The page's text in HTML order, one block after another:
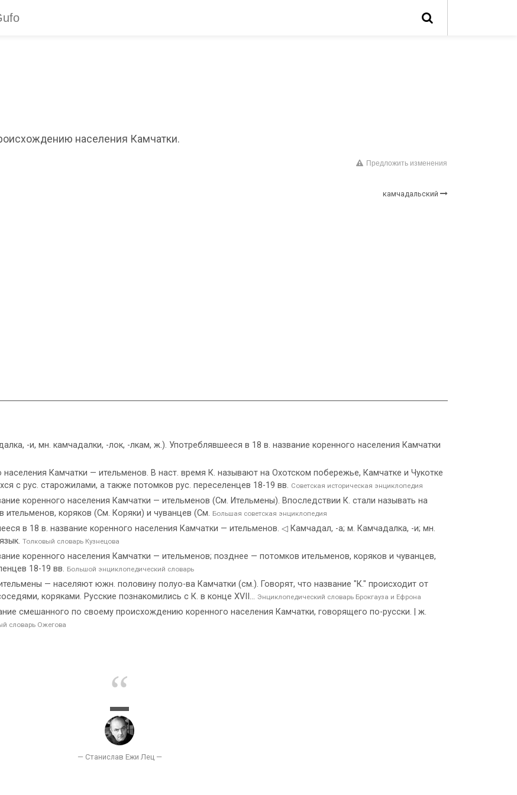
населения Камчатки.
Предложить изменения
камчадальский
-и, мн. камчадалки, -лок, -лкам, ж.). Употреблявшееся в 18 в. название коренного населения Камчатки
Камчатки — ительменов. В наст. время К. называют на Охотском побережье, Камчатке и Чукотке
с рус. старожилами, а также потомков рус. переселенцев 18-19 вв. Советская историческая энциклопедия
коренного населения Камчатки — ительменов (См. Ительмены). Впоследствии К. стали называть на
коряков (См. Коряки) и чуванцев (См. Большая советская энциклопедия
в 18 в. название коренного населения Камчатки — ительменов. ◁ Камчадал, -а; м. Камчадалка, -и; мн.
Толковый словарь Кузнецова
коренного населения Камчатки — ительменов; позднее — потомков ительменов, коряков и чуванцев,
18-19 вв. Большой энциклопедический словарь
— населяют южн. половину полуо-ва Камчатки (см.). Говорят, что название "К." происходит от
коряками. Русские познакомились с К. в конце XVII... Энциклопедический словарь Брокгауза и Ефрона
смешанного по своему происхождению коренного населения Камчатки, говорящего по-русски. | ж.
словарь Ожегова